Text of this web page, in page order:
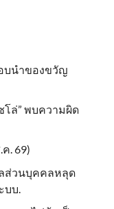
บนำของขวัญ
โล่” พบความผิด
. 69)
ลส่วนบุคคลหลุด
บบ.